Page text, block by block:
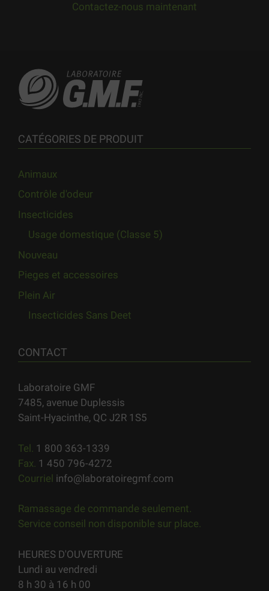
Contactez-nous maintenant
CATÉGORIES DE PRODUIT
Animaux
Contrôle d'odeur
Insecticides
Usage domestique (Classe 5)
Nouveau
Pieges et accessoires
Plein Air
Insecticides Sans Deet
CONTACT
Laboratoire GMF
7485, avenue Duplessis
Saint-Hyacinthe, QC J2R 1S5
Tel. 1 800 363-1339
Fax. 1 450 796-4272
Courriel info@laboratoiregmf.com
Ramassage de commande seulement.
Service conseil non disponible sur place.
HEURES D'OUVERTURE
Lundi au vendredi
8 h 30 à 16 h 00